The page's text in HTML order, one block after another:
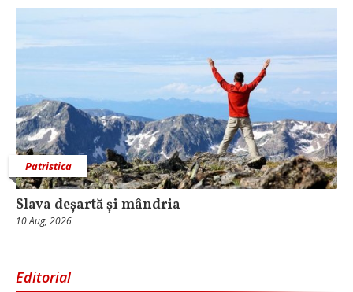
Patristica
Slava deșartă și mândria
10 Aug, 2026
Editorial